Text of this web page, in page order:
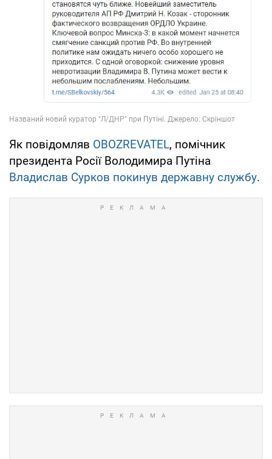
Як повідомляв OBOZREVATEL, помічник
президента Росії Володимира Путіна
Владислав Сурков покинув державну службу.